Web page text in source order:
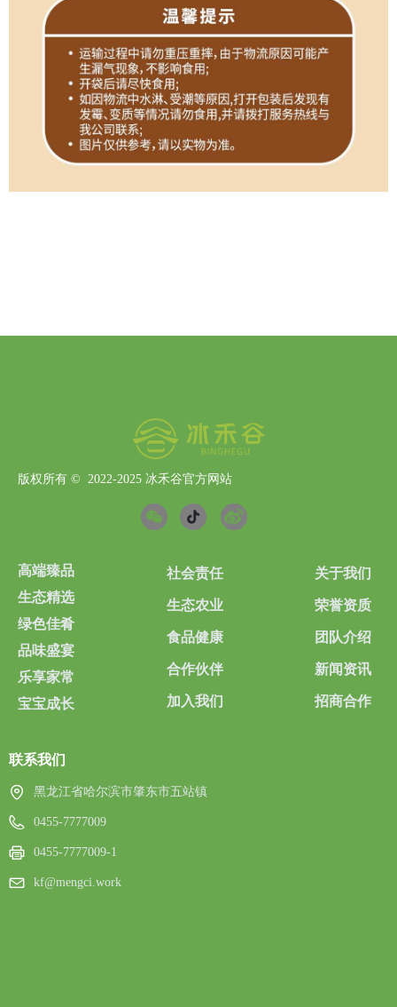
版权所有 ©  2022-2025 冰禾谷官方网站
高端臻品
生态精选
绿色佳肴
品味盛宴
乐享家常
宝宝成长
社会责任
生态农业
食品健康
合作伙伴
加入我们
关于我们
荣誉资质
团队介绍
新闻资讯
招商合作
联系我们
黑龙江省哈尔滨市肇东市五站镇
0455-7777009
0455-7777009-1
kf@mengci.work